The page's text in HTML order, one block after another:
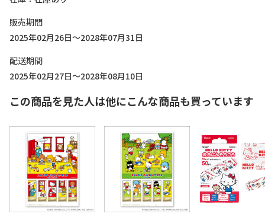
販売期間
2025年02月26日～2028年07月31日
配送期間
2025年02月27日～2028年08月10日
この商品を見た人は他にこんな商品も買っています